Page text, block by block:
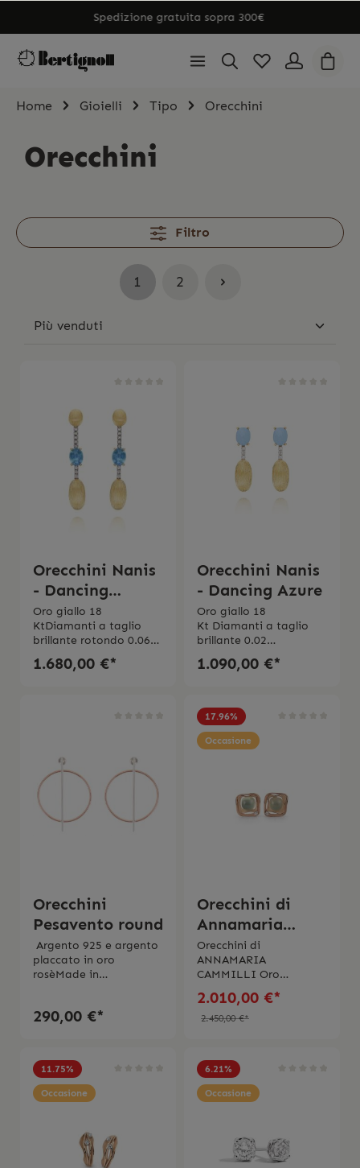
Spedizione gratuita sopra 300€
Home Gioielli Tipo Orecchini
Orecchini
Filtro
1 2
Orecchini Nanis
- Dancing
London Blue
Oro giallo 18
KtDiamanti a taglio
brillante rotondo 0.06
ct Purezza VS Colore
GTOPAZIO BLU
1.680,00 €*
Orecchini Nanis
- Dancing Azure
Oro giallo 18
Kt Diamanti a taglio
brillante 0.02
ct Purezza VSColore
GAquamarina milky
spediti con la scatola
originale.
1.090,00 €*
Orecchini
Pesavento round
Argento 925 e argento
placcato in oro
rosèMade in
290,00 €*
17.96%
Occasione
Orecchini di
Annamaria
Cammilli - Dune
Cubic
Orecchini di
ANNAMARIA
CAMMILLI Oro
arancione apricot 18
carati Prehnite 6,80
ctBrillante 0,10 ctMade
la scatola originale.
2.010,00 €*
2.450,00 €*
11.75%
Occasione
6.21%
Occasione